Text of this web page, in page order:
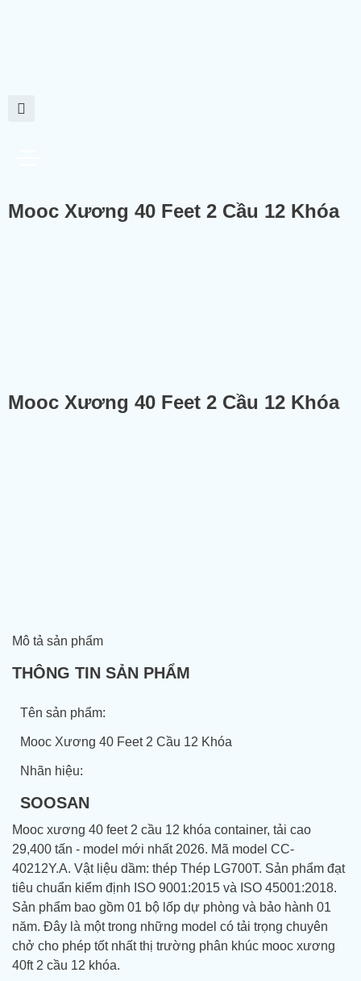
Mooc Xương 40 Feet 2 Cầu 12 Khóa
Mooc Xương 40 Feet 2 Cầu 12 Khóa
Mô tả sản phẩm
THÔNG TIN SẢN PHẨM
Tên sản phẩm:
Mooc Xương 40 Feet 2 Cầu 12 Khóa
Nhãn hiệu:
SOOSAN
Mooc xương 40 feet 2 cầu 12 khóa container, tải cao
29,400 tấn - model mới nhất 2026. Mã model CC-
40212Y.A. Vật liệu dầm: thép Thép LG700T. Sản phẩm đạt
tiêu chuẩn kiểm định ISO 9001:2015 và ISO 45001:2018.
Sản phẩm bao gồm 01 bộ lốp dự phòng và bảo hành 01
năm. Đây là một trong những model có tải trọng chuyên
chở cho phép tốt nhất thị trường phân khúc mooc xương
40ft 2 cầu 12 khóa.